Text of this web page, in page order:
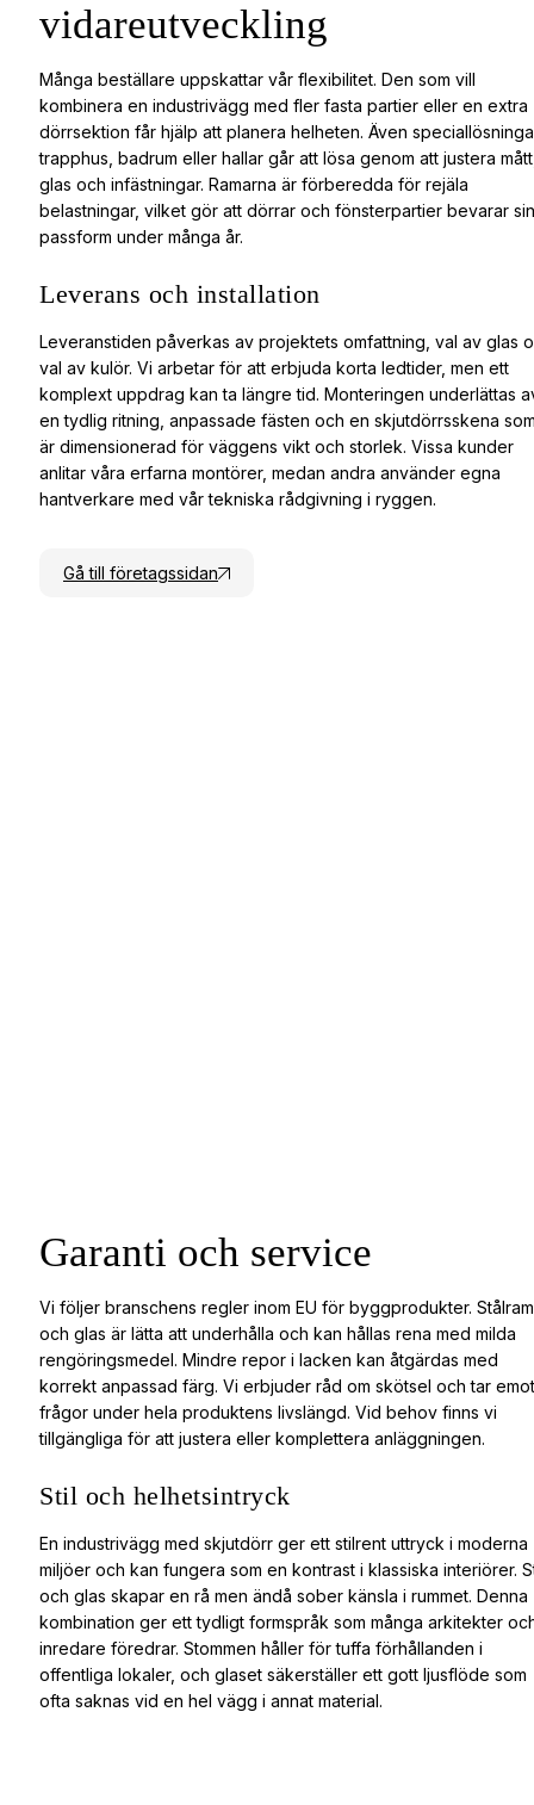
vidareutveckling
Många beställare uppskattar vår flexibilitet. Den som vill
kombinera en industrivägg med fler fasta partier eller en extra
dörrsektion får hjälp att planera helheten. Även
trapphus, badrum eller hallar går att lösa genom att justera
glas och infästningar. Ramarna är förberedda för rejäla
belastningar, vilket gör att dörrar och fönsterpartier bevarar sin
passform under många år.
Leverans och installation
Leveranstiden påverkas av projektets omfattning, val av glas
val av kulör. Vi arbetar för att erbjuda korta ledtider, men ett
komplext uppdrag kan ta längre tid. Monteringen underlättas
en tydlig ritning, anpassade fästen och en skjutdörrsskena
är dimensionerad för väggens vikt och storlek. Vissa kunder
anlitar våra erfarna montörer, medan andra använder egna
hantverkare med vår tekniska rådgivning i ryggen.
Gå till företagssidan
Garanti och service
Vi följer branschens regler inom EU för byggprodukter.
och glas är lätta att underhålla och kan hållas rena med milda
rengöringsmedel. Mindre repor i lacken kan åtgärdas med
korrekt anpassad färg. Vi erbjuder råd om skötsel och tar emot
frågor under hela produktens livslängd. Vid behov finns vi
tillgängliga för att justera eller komplettera anläggningen.
Stil och helhetsintryck
En industrivägg med skjutdörr ger ett stilrent uttryck i moderna
miljöer och kan fungera som en kontrast i klassiska interiörer.
och glas skapar en rå men ändå sober känsla i rummet. Denna
kombination ger ett tydligt formspråk som många arkitekter
inredare föredrar. Stommen håller för tuffa förhållanden i
offentliga lokaler, och glaset säkerställer ett gott ljusflöde som
ofta saknas vid en hel vägg i annat material.